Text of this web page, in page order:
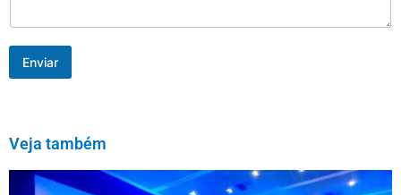
Enviar
Veja também